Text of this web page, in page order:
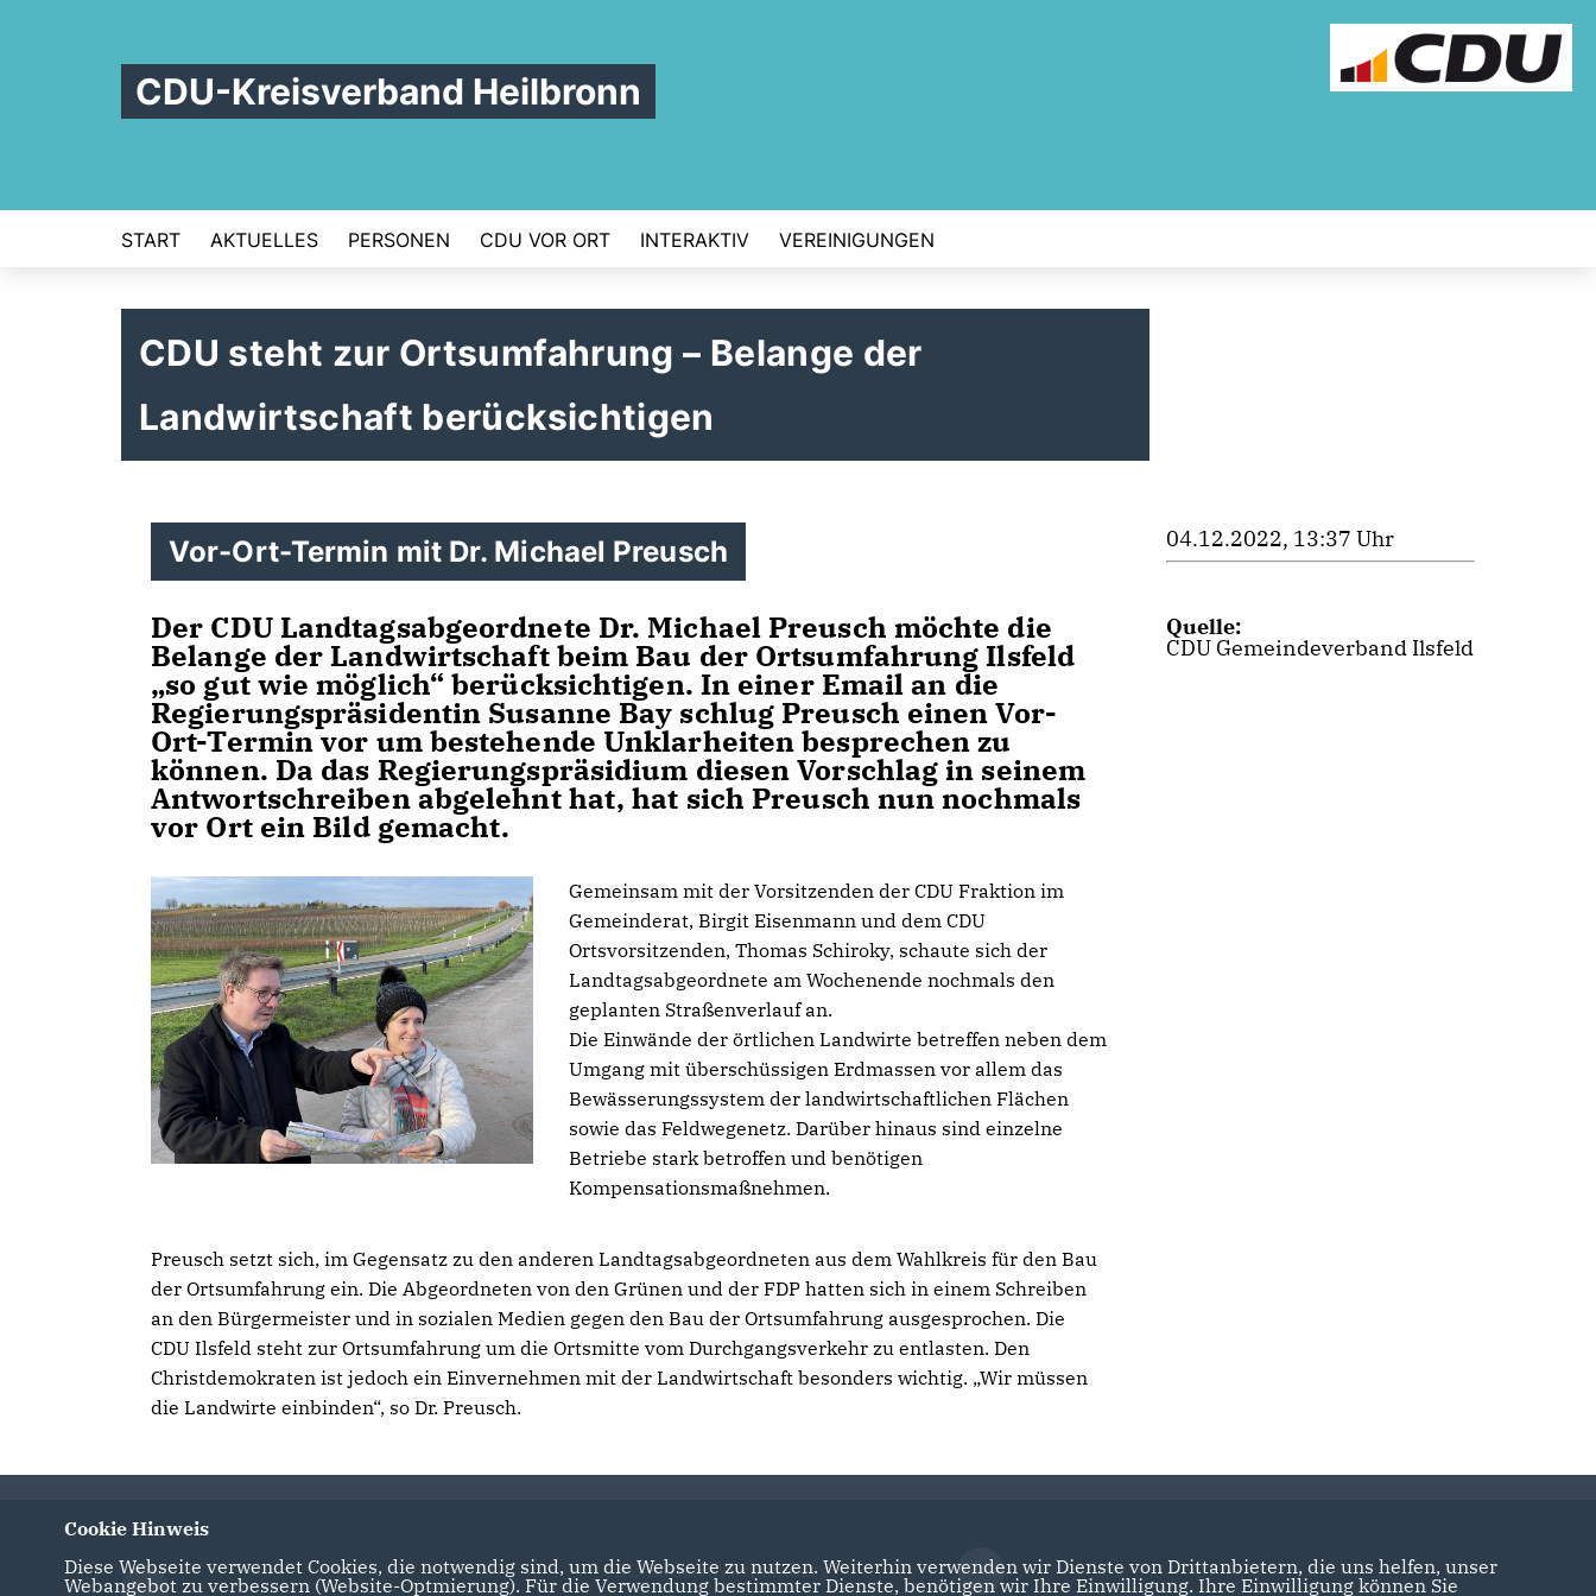
CDU-Kreisverband Heilbronn
START AKTUELLES PERSONEN CDU VOR ORT INTERAKTIV VEREINIGUNGEN
CDU steht zur Ortsumfahrung – Belange der
Landwirtschaft berücksichtigen
Vor-Ort-Termin mit Dr. Michael Preusch
Der CDU Landtagsabgeordnete Dr. Michael Preusch möchte die
Belange der Landwirtschaft beim Bau der Ortsumfahrung Ilsfeld
so gut wie möglich“ berücksichtigen. In einer Email an die
Regierungspräsidentin Susanne Bay schlug Preusch einen Vor-
Ort-Termin vor um bestehende Unklarheiten besprechen zu
können. Da das Regierungspräsidium diesen Vorschlag in seinem
Antwortschreiben abgelehnt hat, hat sich Preusch nun nochmals
vor Ort ein Bild gemacht.
Gemeinsam mit der Vorsitzenden der CDU Fraktion im
Gemeinderat, Birgit Eisenmann und dem CDU
Ortsvorsitzenden, Thomas Schiroky, schaute sich der
Landtagsabgeordnete am Wochenende nochmals den
geplanten Straßenverlauf an.
Die Einwände der örtlichen Landwirte betreffen neben dem
Umgang mit überschüssigen Erdmassen vor allem das
Bewässerungssystem der landwirtschaftlichen Flächen
sowie das Feldwegenetz. Darüber hinaus sind einzelne
Betriebe stark betroffen und benötigen
Kompensationsmaßnehmen.
Preusch setzt sich, im Gegensatz zu den anderen Landtagsabgeordneten aus dem Wahlkreis für den Bau
der Ortsumfahrung ein. Die Abgeordneten von den Grünen und der FDP hatten sich in einem Schreiben
an den Bürgermeister und in sozialen Medien gegen den Bau der Ortsumfahrung ausgesprochen. Die
CDU Ilsfeld steht zur Ortsumfahrung um die Ortsmitte vom Durchgangsverkehr zu entlasten. Den
Christdemokraten ist jedoch ein Einvernehmen mit der Landwirtschaft besonders wichtig. „Wir müssen
die Landwirte einbinden“, so Dr. Preusch.
04.12.2022, 13:37 Uhr
Quelle:
CDU Gemeindeverband Ilsfeld
CDU Baden-Württemberg
Cookie Hinweis
Diese Webseite verwendet Cookies, die notwendig sind, um die Webseite zu nutzen. Weiterhin verwenden wir Dienste von Drittanbietern, die uns helfen, unser
Webangebot zu verbessern (Website-Optmierung). Für die Verwendung bestimmter Dienste, benötigen wir Ihre Einwilligung. Ihre Einwilligung können Sie